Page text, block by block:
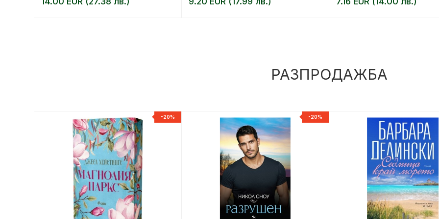
РАЗПРОДАЖБА
-20% -20%